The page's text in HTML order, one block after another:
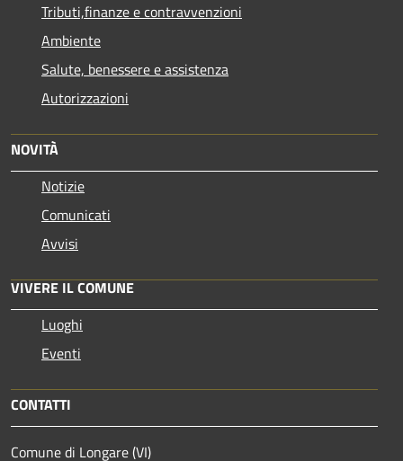
Tributi,finanze e contravvenzioni
Ambiente
Salute, benessere e assistenza
Autorizzazioni
NOVITÀ
Notizie
Comunicati
Avvisi
VIVERE IL COMUNE
Luoghi
Eventi
CONTATTI
Comune di Longare (VI)